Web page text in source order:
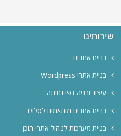
שירותינו
בניית אתרים
Wordpress בניית אתרי
עיצוב ובניה דפי נחיתה
בניית אתרים מותאמים לסלולר
בניית מערכות לניהול אתרי תוכן